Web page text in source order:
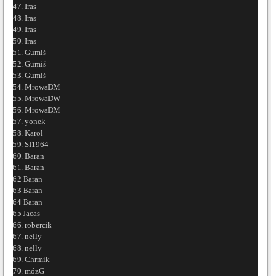
47. Iras
48. Iras
49. Iras
50. Iras
51. Gumiś
52. Gumiś
53. Gumiś
54. MrowaDM
55. MrowaDW
56. MrowaDM
57. yonek
58. Karol
59. SI1964
60. Baran
61. Baran
62 Baran
63 Baran
64 Baran
65 Jacas
66. robercik
67. nelly
68. nelly
69. Chrmik
70. mózG